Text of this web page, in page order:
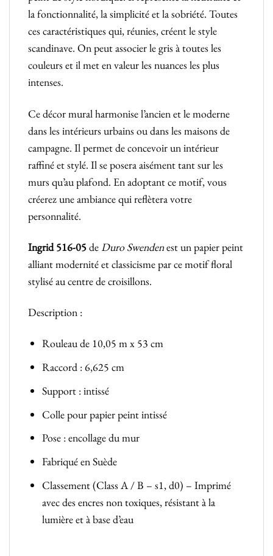
la fonctionnalité, la simplicité et la sobriété. Toutes
ces caractéristiques qui, réunies, créent le style
scandinave. On peut associer le gris à toutes les
couleurs et il met en valeur les nuances les plus
intenses.
Ce décor mural harmonise l’ancien et le moderne
dans les intérieurs urbains ou dans les maisons de
campagne. Il permet de concevoir un intérieur
raffiné et stylé. Il se posera aisément tant sur les
murs qu’au plafond. En adoptant ce motif, vous
créerez une ambiance qui reflètera votre
personnalité.
Ingrid 516-05deDuro Swendenest un papier peint
alliant modernité et classicisme par ce motif floral
stylisé au centre de croisillons.
Description :
Rouleau de 10,05 m x 53 cm
Raccord : 6,625 cm
Support : intissé
Colle pour papier peint intissé
Pose : encollage du mur
Fabriqué en Suède
Classement (Class A / B – s1, d0) – Imprimé
avec des encres non toxiques, résistant à la
lumière et à base d’eau